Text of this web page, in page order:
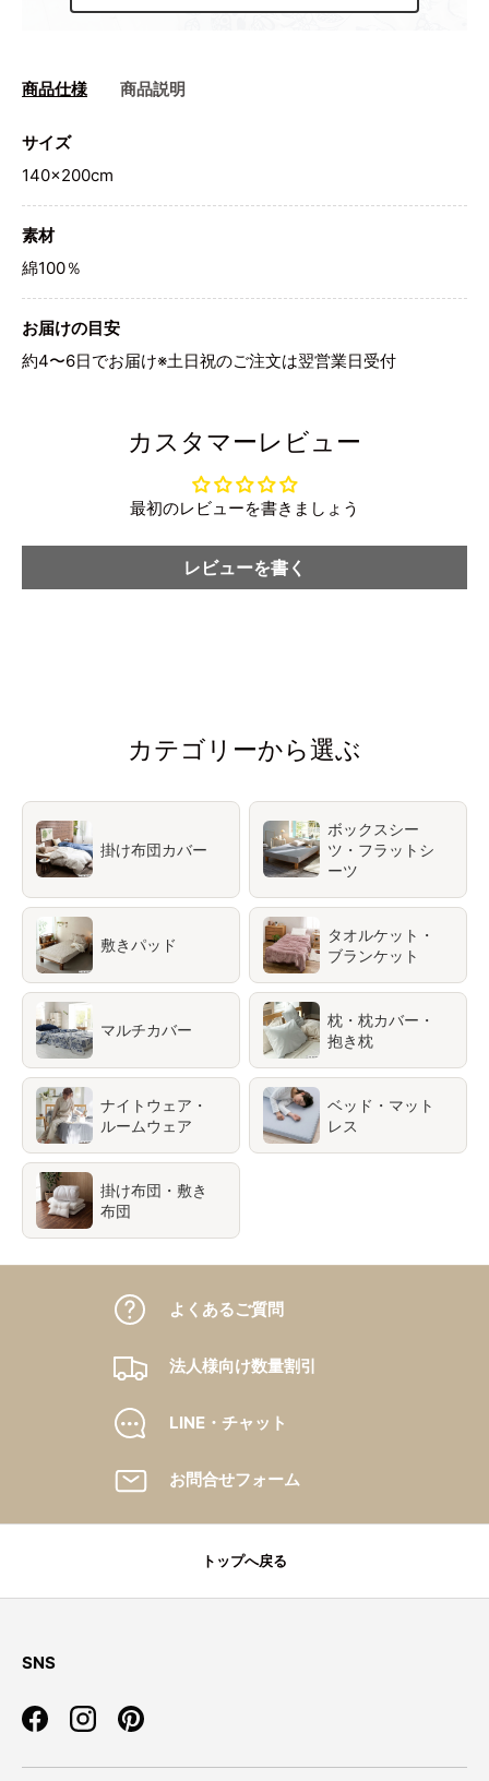
商品仕様 商品説明
サイズ
140×200cm
素材
綿100％
お届けの目安
約4〜6日でお届け※土日祝のご注文は翌営業日受付
カスタマーレビュー
最初のレビューを書きましょう
レビューを書く
カテゴリーから選ぶ
掛け布団カバー
ボックスシー
ツ・フラットシ
ーツ
敷きパッド
タオルケット・
ブランケット
マルチカバー
枕・枕カバー・
抱き枕
ナイトウェア・
ルームウェア
ベッド・マット
レス
掛け布団・敷き
布団
よくあるご質問
法人様向け数量割引
LINE・チャット
お問合せフォーム
トップへ戻る
SNS
FacebookInstagramPinterest